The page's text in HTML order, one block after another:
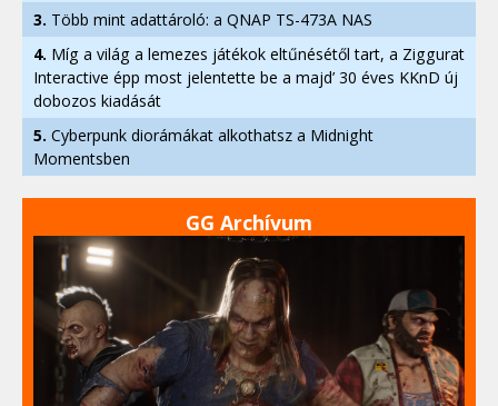
3. Több mint adattároló: a QNAP TS-473A NAS
4. Míg a világ a lemezes játékok eltűnésétől tart, a Ziggurat
Interactive épp most jelentette be a majd’ 30 éves KKnD új
dobozos kiadását
5. Cyberpunk diorámákat alkothatsz a Midnight
Momentsben
GG Archívum